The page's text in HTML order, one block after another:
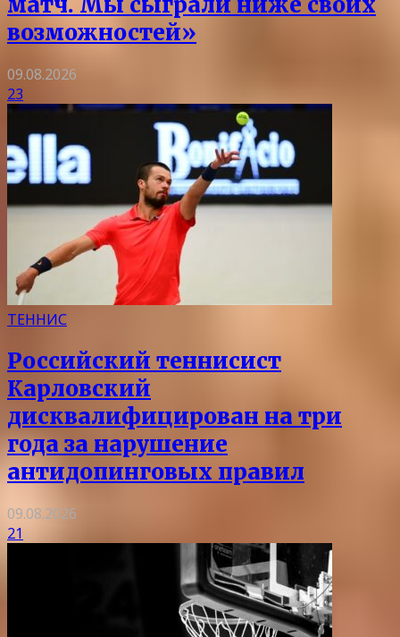
возможностей»
09.08.2026
23
ТЕННИС
Российский теннисист
Карловский
дисквалифицирован на три
года за нарушение
антидопинговых правил
09.08.2026
21